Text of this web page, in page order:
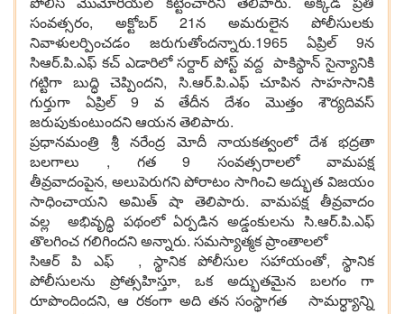
సంవత్సరం, అక్టోబర్ 21న అమరులైన పోలీసులకు
నివాళులర్పించడం జరుగుతోందన్నారు.1965 ఏప్రిల్ 9న
సిఆర్.పి.ఎఫ్ కచ్ ఎడారిలో సర్దార్ పోస్ట్ వద్ద పాకిస్థాన్ సైన్యానికి
గట్టిగా బుద్ధి చెప్పిందని, సి.ఆర్.పి.ఎఫ్ చూపిన సాహసానికి
గుర్తుగా ఏప్రిల్ 9 వ తేదీన దేశం మొత్తం శౌర్యదివస్
జరుపుకుంటుందని ఆయన తెలిపారు.
ప్రధానమంత్రి శ్రీ నరేంద్ర మోదీ నాయకత్వంలో దేశ భద్రతా
బలగాలు , గత 9 సంవత్సరాలలో వామపక్ష
తీవ్రవాదంపైన, అలుపెరుగని పోరాటం సాగించి అద్భుత విజయం
సాధించాయని అమిత్ షా తెలిపారు. వామపక్ష తీవ్రవాదం
వల్ల అభివృద్ధి పథంలో ఏర్పడిన అడ్డంకులను సి.ఆర్.పి.ఎఫ్
తొలగించ గలిగిందని అన్నారు. సమస్యాత్మక ప్రాంతాలలో
సిఆర్ పి ఎఫ్ , స్థానిక పోలీసుల సహాయంతో, స్థానిక
పోలీసులను ప్రోత్సహిస్తూ, ఒక అద్భుతమైన బలగం గా
రూపొందిందని, ఆ రకంగా అది తన సంస్థాగత సామర్ధ్యాన్ని